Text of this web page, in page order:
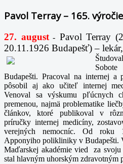
Pavol Terray – 165.
27. august- Pavol Terray
20.11.1926 Budapešť) –
Budapešti. Pracoval na internej
pôsobil aj ako učiteľ internej
Venoval sa výskumu pľúcnych
premenou, najmä problematike
článkov, ktoré publikoval v
príručky internej medicíny,
verejných nemocníc. Od roku
Apponyiho polikliniky v Budapešti.
Maďarskej akadémie vied za
stal hlavným uhorským zdravotným